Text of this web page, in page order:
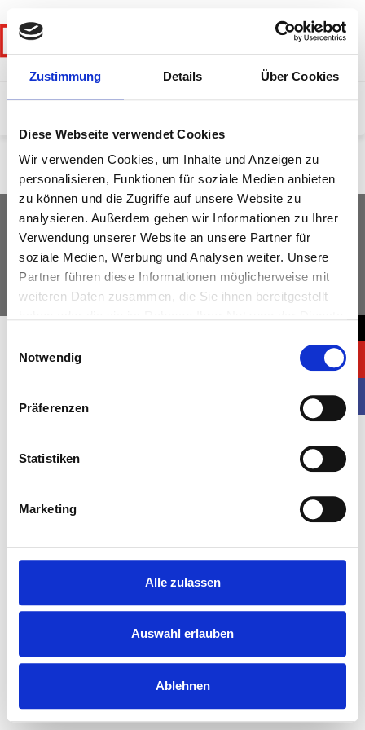
Zustimmung Details Über Cookies
Diese Webseite verwendet Cookies
Wir verwenden Cookies, um Inhalte und Anzeigen zu
personalisieren, Funktionen für soziale Medien anbieten
zu können und die Zugriffe auf unsere Website zu
analysieren. Außerdem geben wir Informationen zu Ihrer
Verwendung unserer Website an unsere Partner für
soziale Medien, Werbung und Analysen weiter. Unsere
Partner führen diese Informationen möglicherweise mit
weiteren Daten zusammen, die Sie ihnen bereitgestellt
Notwendig
Präferenzen
Statistiken
Marketing
Alle zulassen
Auswahl erlauben
Ablehnen
DE
Category:Barcelona
Imprint
Privacy Policy